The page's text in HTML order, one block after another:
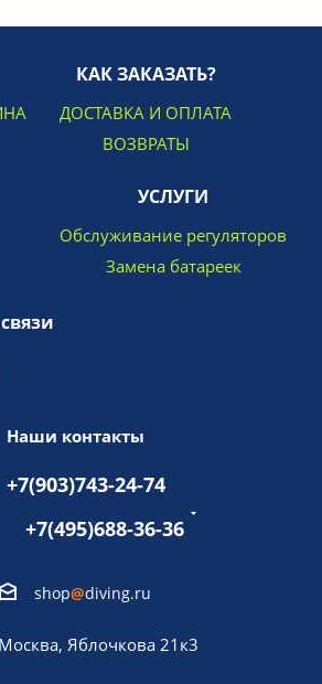
КАК ЗАКАЗАТЬ?
ДОСТАВКА И ОПЛАТА
ВОЗВРАТЫ
УСЛУГИ
Обслуживание регуляторов
Замена батареек
Наши контакты
+7(903)743-24-74
+7(495)688-36-36
shop@diving.ru
Яблочкова 21к3